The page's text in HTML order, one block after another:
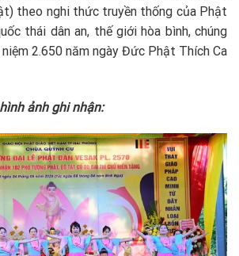
theo nghi thức truyền thống của Phật
thái dân an, thế giới hòa bình, chúng
niệm 2.650 năm ngày Đức Phật Thích Ca
ảnh ghi nhận: